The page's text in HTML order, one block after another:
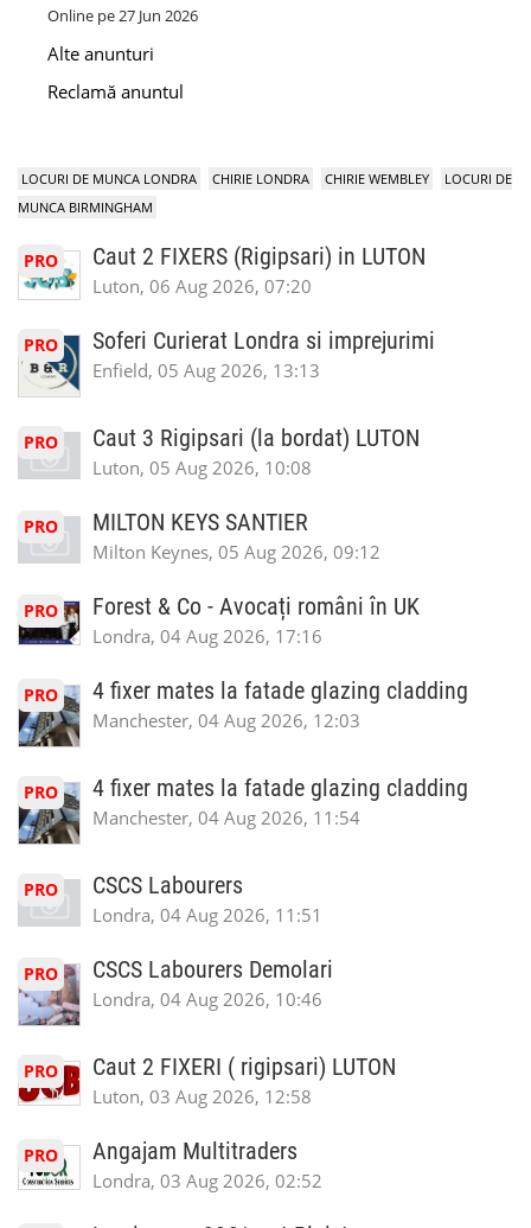
Online pe 27 Jun 2026
Alte anunturi
Reclamă anuntul
LOCURI DE MUNCA LONDRA CHIRIE LONDRA CHIRIE WEMBLEY
LOCURI DE
MUNCA BIRMINGHAM
PRO Caut 2 FIXERS (Rigipsari) in LUTON
Luton, 06 Aug 2026, 07:20
PRO Soferi Curierat Londra si imprejurimi
Enfield, 05 Aug 2026, 13:13
PRO Caut 3 Rigipsari (la bordat) LUTON
Luton, 05 Aug 2026, 10:08
PRO MILTON KEYS SANTIER
Milton Keynes, 05 Aug 2026, 09:12
PRO Forest & Co - Avocați români în UK
Londra, 04 Aug 2026, 17:16
PRO 4 fixer mates la fatade glazing cladding
Manchester, 04 Aug 2026, 12:03
PRO 4 fixer mates la fatade glazing cladding
Manchester, 04 Aug 2026, 11:54
PRO CSCS Labourers
Londra, 04 Aug 2026, 11:51
PRO CSCS Labourers Demolari
Londra, 04 Aug 2026, 10:46
PRO Caut 2 FIXERI ( rigipsari) LUTON
Luton, 03 Aug 2026, 12:58
PRO Angajam Multitraders
Londra, 03 Aug 2026, 02:52